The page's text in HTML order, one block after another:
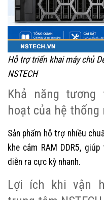
Hỗ trợ triển khai máy chủ
NSTECH
Khả năng
hoạt của hệ thống
Sản phẩm hỗ trợ nhiều
khe cắm RAM DDR5,
diễn ra cực kỳ nhanh.
Lợi ích khi vận